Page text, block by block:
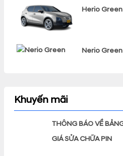
Herio Green
Nerio Green
Khuyến mãi
THÔNG BÁO VỀ
GIÁ SỬA CHỮA PIN